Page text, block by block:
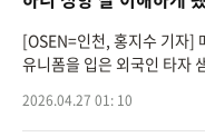
[OSEN=인천, 홍지수 기자]
유니폼을 입은 외국인 타자
더스와 원정 경기에서 12-2
2026.04.27 01: 10